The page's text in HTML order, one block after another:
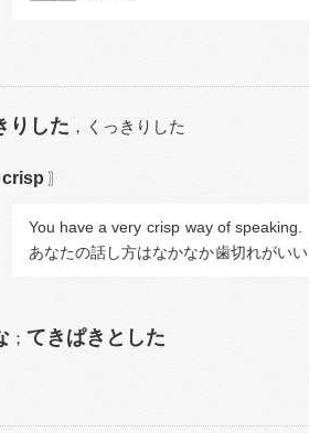
りした ， くっきりした
crisp 〗
You have a very crisp way of speaking.
あなたの話し方はなかなか歯切れがいい
； てきぱきとした